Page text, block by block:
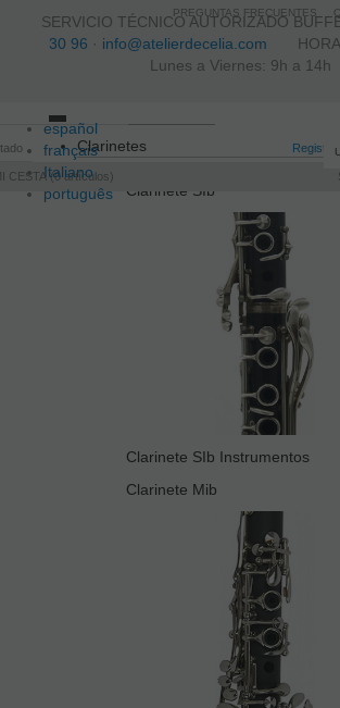
SERVICIO TÉCNICO AUTORIZADO
30 96 · info@atelierdecelia.com
Lunes a Viernes: 9h a 14h
español
français
Italiano
português
Registro
CESTA 0artículos
Toggle
navigation
Clarinetes
Clarinete SIb
Clarinete SIb Instrumentos
Clarinete Mib
PREGUNTAS FRECUENTES